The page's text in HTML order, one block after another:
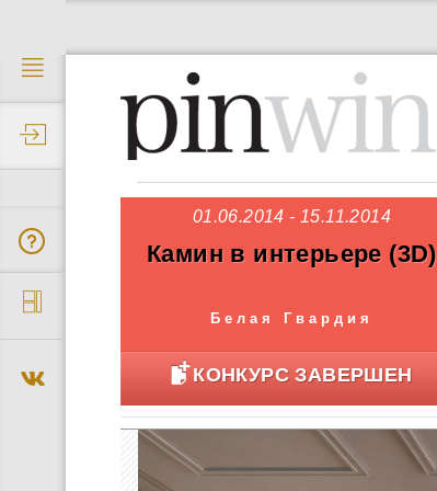
01.06.2014 - 15.11.2014
Камин в интерьере (3D)
Белая Гвардия
КОНКУРС ЗАВЕРШЕН